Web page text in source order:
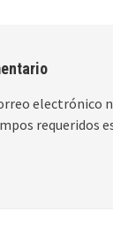
electrónico
requeridos